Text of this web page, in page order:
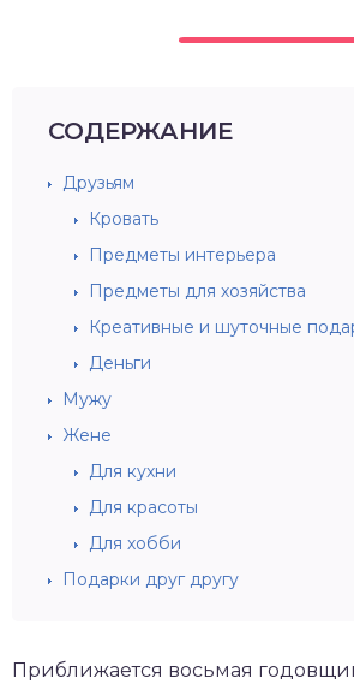
СОДЕРЖАНИЕ
Друзьям
Кровать
Предметы интерьера
Предметы для хозяйства
Креативные и шуточные
Деньги
Мужу
Жене
Для кухни
Для красоты
Для хобби
Подарки друг другу
Приближается восьмая